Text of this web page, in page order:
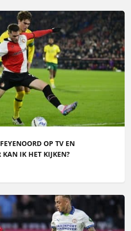
OP TV EN
KAN IK HET KIJKEN?